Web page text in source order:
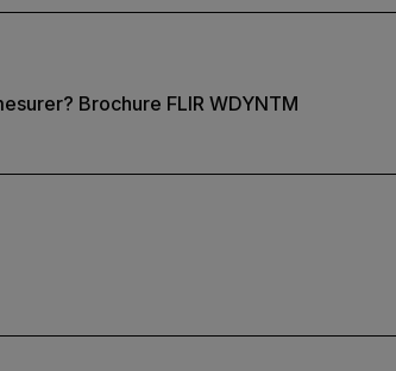
Brochure FLIR WDYNTM